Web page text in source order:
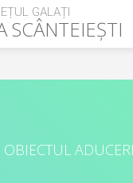
GALAȚI
SCÂNTEIEȘTI